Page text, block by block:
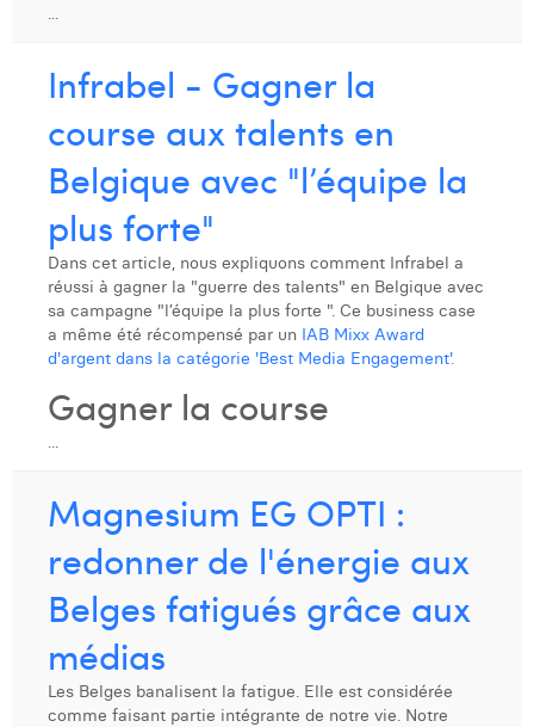
Jonas Geiregat
Justine Cremer
Laura Rooseleer
Laura Verhelst
Lena Pignoloni
Leonard Dierickx
Lisa Protin
Lotte Vranckx
Louis Nassogne
Lucas Taels
Manon Houppertz
Margaux Marien
...
Infrabel - Gagner la
course aux talents en
Belgique avec "l’équipe la
plus forte"
Dans cet article, nous expliquons comment Infrabel a
réussi à gagner la "guerre des talents" en Belgique avec
sa campagne "l’équipe la plus forte ". Ce business case
a même été récompensé par un IAB Mixx Award
d'argent dans la catégorie 'Best Media Engagement'.
Gagner la course
...
Magnesium EG OPTI :
redonner de l'énergie aux
Belges fatigués grâce aux
médias
Les Belges banalisent la fatigue. Elle est considérée
comme faisant partie intégrante de notre vie. Notre